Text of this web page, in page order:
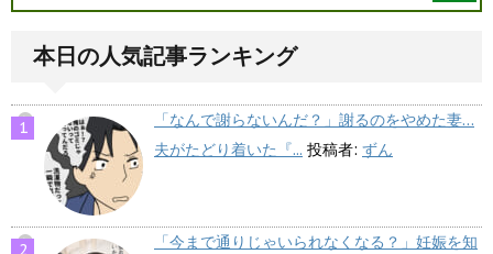
本日の人気記事ランキング
「なんで謝らないんだ？」謝るのをやめた妻…
夫がたどり着いた『... 投稿者: ずん
「今まで通りじゃいられなくなる？」妊娠を知